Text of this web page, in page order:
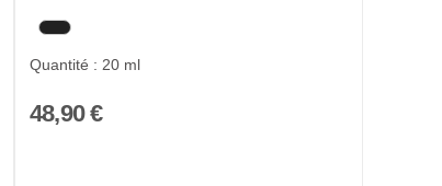
Quantité : 20 ml
48,90 €